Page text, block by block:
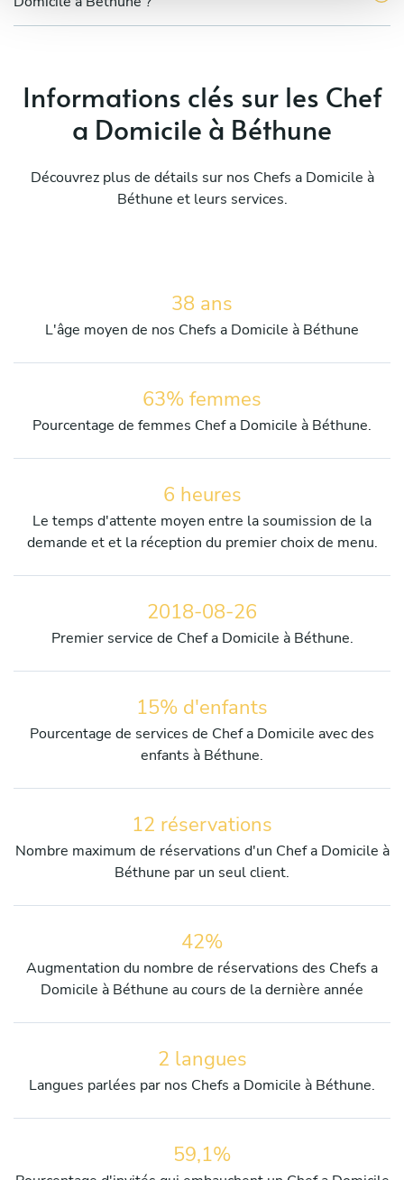
Informations clés sur les Chef
a Domicile à Béthune
Découvrez plus de détails sur nos Chefs a Domicile à
Béthune et leurs services.
38 ans
L'âge moyen de nos Chefs a Domicile à Béthune
63% femmes
Pourcentage de femmes Chef a Domicile à Béthune.
6 heures
Le temps d'attente moyen entre la soumission de la
demande et et la réception du premier choix de menu.
2018-08-26
Premier service de Chef a Domicile à Béthune.
15% d'enfants
Pourcentage de services de Chef a Domicile avec des
enfants à Béthune.
12 réservations
Nombre maximum de réservations d'un Chef a Domicile à
Béthune par un seul client.
42%
Augmentation du nombre de réservations des Chefs a
Domicile à Béthune au cours de la dernière année
2 langues
Langues parlées par nos Chefs a Domicile à Béthune.
59,1%